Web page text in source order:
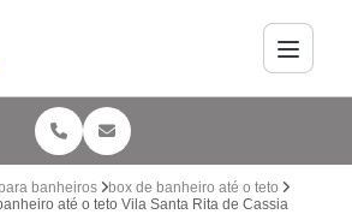
banheiros
box de banheiro até o teto
até o teto Vila Santa Rita de Cassia